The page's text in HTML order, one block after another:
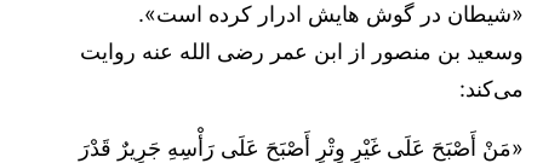
«شیطان در گوش هایش ادرار کرده است».
وسعید بن منصور از ابن عمر رضی الله عنه روایت
می‌کند:
«مَنْ أَصْبَحَ عَلَى غَيْرِ وِتْرٍ أَصْبَحَ عَلَى رَأْسِهِ جَرِيرٌ قَدْرَ